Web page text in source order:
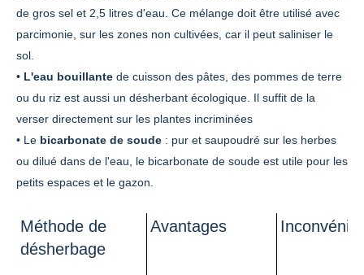
de gros sel et 2,5 litres d'eau. Ce mélange doit être utilisé avec
parcimonie, sur les zones non cultivées, car il peut saliniser le
sol.
• L'eau bouillante de cuisson des pâtes, des pommes de terre
ou du riz est aussi un désherbant écologique. Il suffit de la
verser directement sur les plantes incriminées
• Le bicarbonate de soude : pur et saupoudré sur les herbes
ou dilué dans de l'eau, le bicarbonate de soude est utile pour les
petits espaces et le gazon.
Méthode de
désherbage
Avantages